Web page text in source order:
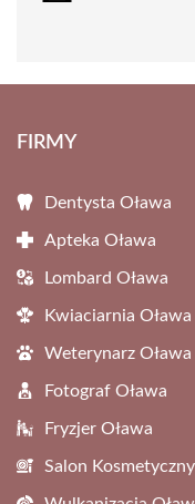
FIRMY
Dentysta Oława
Apteka Oława
Lombard Oława
Kwiaciarnia Oława
Weterynarz Oława
Fotograf Oława
Fryzjer Oława
Salon